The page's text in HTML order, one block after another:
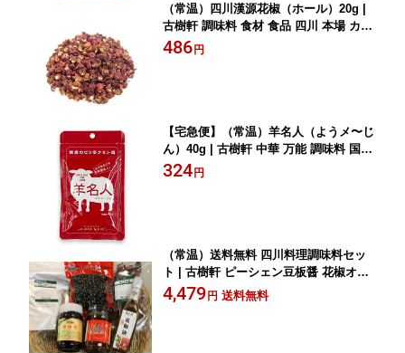
（常温）四川漢源花椒（ホール）20g |
古樹軒 調味料 食材 食品 四川 本場 カン
ゲン ホワジャオ ホアジャオ 粒 原形 赤
486 円
【宅急便】（常温）羊名人（ようメ〜じ
ん）40g | 古樹軒 中華 万能 調味料 国産
スパイス 中国 料理 中華料理 羊肉 バー
324 円
（常温）送料無料 四川料理調味料セッ
ト | 古樹軒 ピーシェン豆板醤 花椒オイ
ル 永川トウチ 甜麺醤 四川漢源花椒 ホ
ール 朝天干辣椒 麻婆豆腐 マーボー
4,479 円 送料無料